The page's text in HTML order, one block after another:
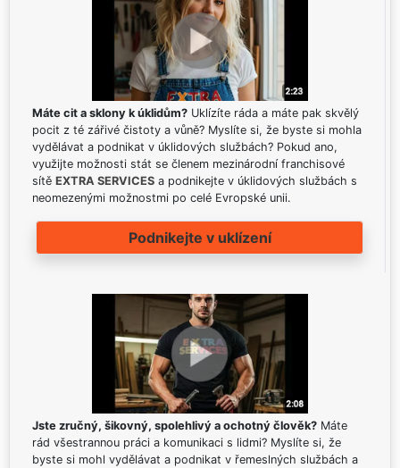
Máte cit a sklony k úklidům? Uklízíte ráda a máte pak skvělý
pocit z té zářivé čistoty a vůně? Myslíte si, že byste si mohla
vydělávat a podnikat v úklidových službách? Pokud ano,
využijte možnosti stát se členem mezinárodní franchisové
sítě EXTRA SERVICES a podnikejte v úklidových službách s
neomezenými možnostmi po celé Evropské unii.
Podnikejte v uklízení
Jste zručný, šikovný, spolehlivý a ochotný člověk? Máte
rád všestrannou práci a komunikaci s lidmi? Myslíte si, že
byste si mohl vydělávat a podnikat v řemeslných službách a